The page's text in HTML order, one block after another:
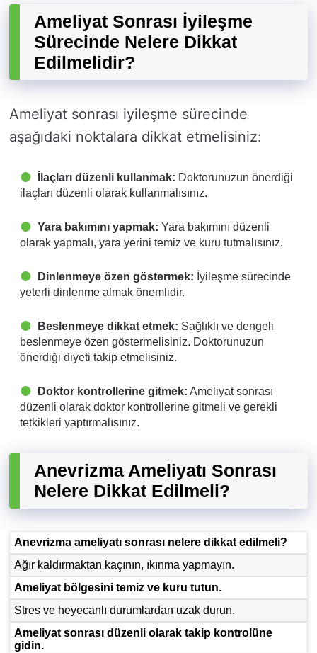
Ameliyat Sonrası İyileşme
Sürecinde Nelere Dikkat
Edilmelidir?
Ameliyat sonrası iyileşme sürecinde
aşağıdaki noktalara dikkat etmelisiniz:
İlaçları düzenli kullanmak: Doktorunuzun önerdiği
ilaçları düzenli olarak kullanmalısınız.
Yara bakımını yapmak: Yara bakımını düzenli
olarak yapmalı, yara yerini temiz ve kuru tutmalısınız.
Dinlenmeye özen göstermek: İyileşme sürecinde
yeterli dinlenme almak önemlidir.
Beslenmeye dikkat etmek: Sağlıklı ve dengeli
beslenmeye özen göstermelisiniz. Doktorunuzun
önerdiği diyeti takip etmelisiniz.
Doktor kontrollerine gitmek: Ameliyat sonrası
düzenli olarak doktor kontrollerine gitmeli ve gerekli
tetkikleri yaptırmalısınız.
Anevrizma Ameliyatı Sonrası
Nelere Dikkat Edilmeli?
Anevrizma ameliyatı sonrası nelere dikkat edilmeli?
Ağır kaldırmaktan kaçının, ıkınma yapmayın.
Ameliyat bölgesini temiz ve kuru tutun.
Stres ve heyecanlı durumlardan uzak durun.
Ameliyat sonrası düzenli olarak takip kontrolüne
gidin.